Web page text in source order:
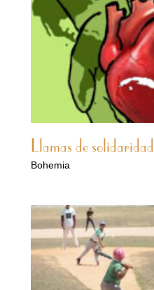
Llamas de solidaridad
Bohemia